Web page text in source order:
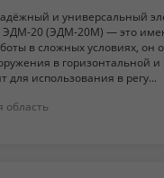
и универсальный
ЭДМ-20 (ЭДМ-20М) — это
в сложных условиях, он
в горизонтальной и
для использования в регу...
область